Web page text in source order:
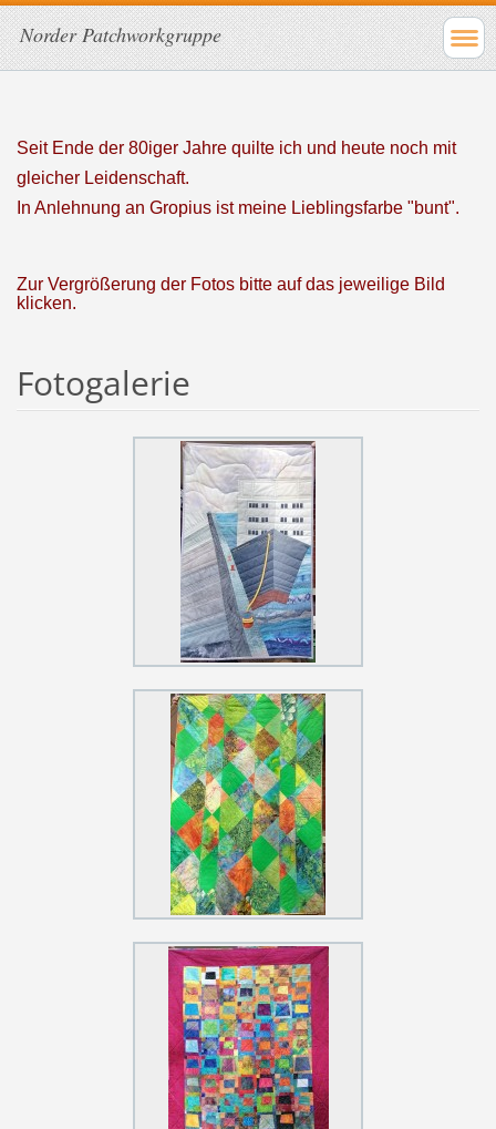
Norder Patchworkgruppe
Seit Ende der 80iger Jahre quilte ich und heute noch mit
gleicher Leidenschaft.
In Anlehnung an Gropius ist meine Lieblingsfarbe "bunt".
Zur Vergrößerung der Fotos bitte auf das jeweilige Bild
klicken.
Fotogalerie